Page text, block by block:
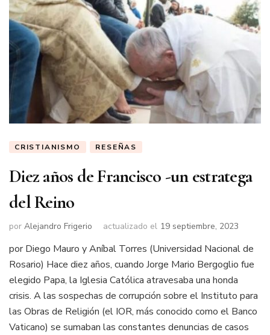
CRISTIANISMO RESEÑAS
Diez años de Francisco -un estratega
del Reino
por Alejandro Frigerio actualizado el 19 septiembre, 2023
por Diego Mauro y Aníbal Torres (Universidad Nacional de
Rosario) Hace diez años, cuando Jorge Mario Bergoglio fue
elegido Papa, la Iglesia Católica atravesaba una honda
crisis. A las sospechas de corrupción sobre el Instituto para
las Obras de Religión (el IOR, más conocido como el Banco
Vaticano) se sumaban las constantes denuncias de casos